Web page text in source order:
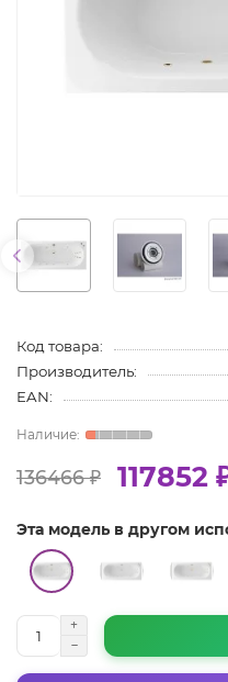
Код товара:
Производитель:
EAN:
136466 ₽ 117852
Эта модель в другом